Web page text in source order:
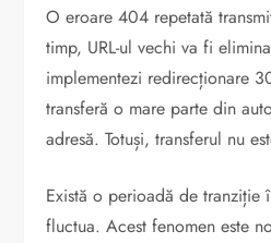
O eroare 404 repetată
timp, URL-ul vechi va fi
implementezi redirecționare
transferă o mare parte din
adresă. Totuși, transferul nu
Există o perioadă de
fluctua. Acest fenomen este